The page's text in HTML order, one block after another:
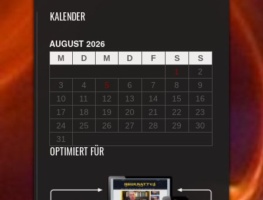
KALENDER
AUGUST 2026
M D M D F S
S
1
2
3
4 5 6 7 8
9
10
11 12 13 14 15
16
17
18 19 20 21 22
23
24
25 26 27 28 29
30
31
OPTIMIERT FÜR